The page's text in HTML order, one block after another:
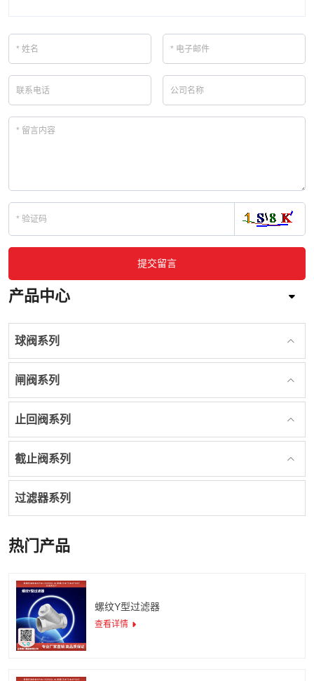
提交留言
产品中心
球阀系列
闸阀系列
止回阀系列
截止阀系列
过滤器系列
热门产品
螺纹Y型过滤器
查看详情